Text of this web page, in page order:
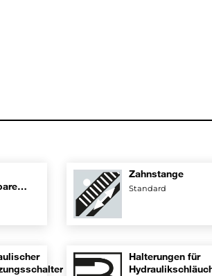
Zahnstange
Standard
Halterungen für